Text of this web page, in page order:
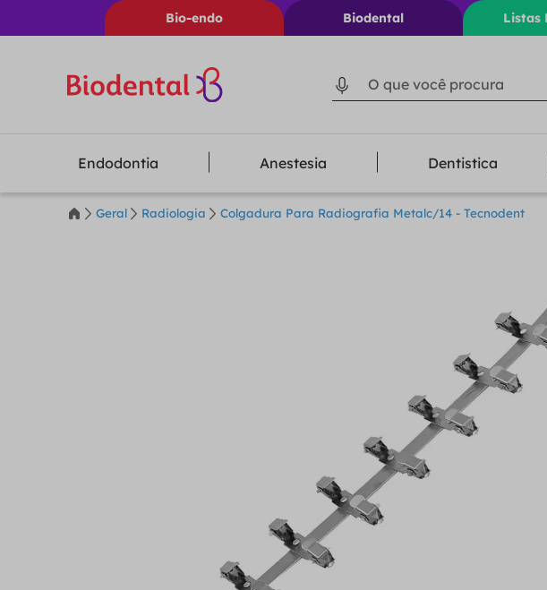
Bio-endo Biodental Listas
O que você procura
Endodontia Anestesia Dentistica
Geral Radiologia Colgadura Para Radiografia Metalc/14 - Tecnodent